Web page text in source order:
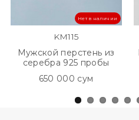
Нет в наличии
KM115
Мужской перстень из
серебра 925 пробы
650 000 сум